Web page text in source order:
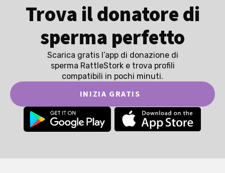
Trova il donatore di
sperma perfetto
Scarica gratis l’app di donazione di
sperma RattleStork e trova profili
compatibili in pochi minuti.
INIZIA GRATIS